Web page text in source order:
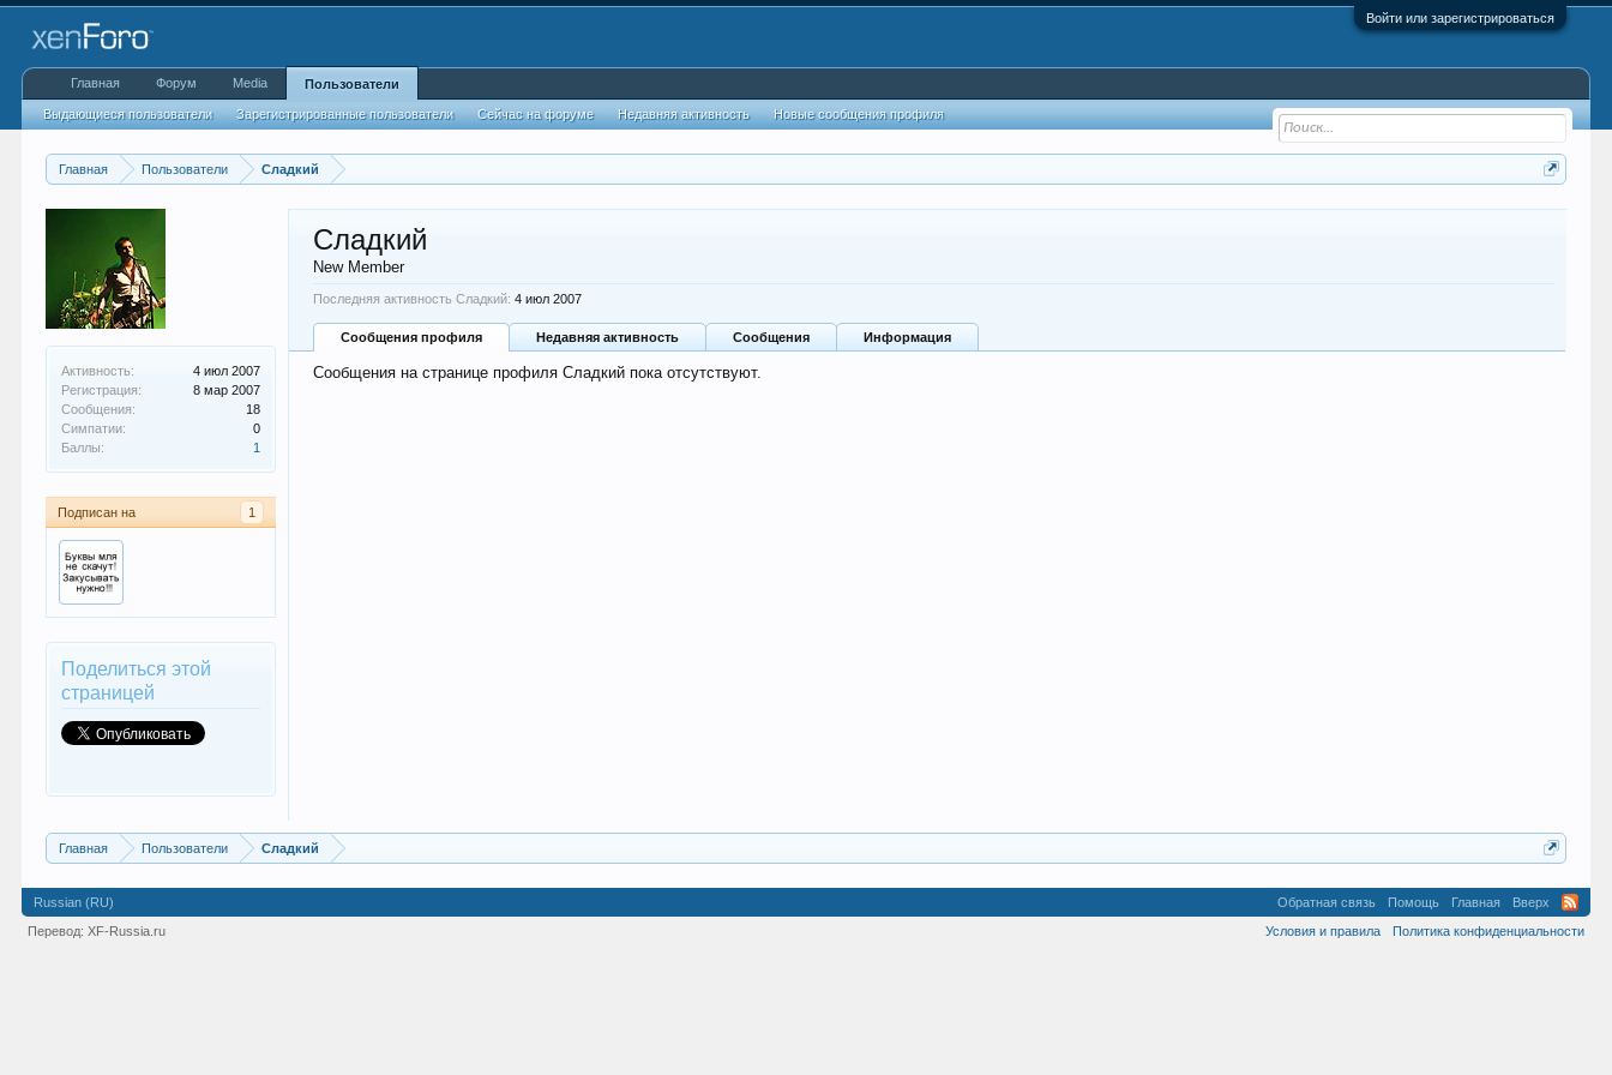
Войти или зарегистрироваться
Главная Пользователи Сладкий
Активность:
4 июл 2007
Регистрация:
8 мар 2007
Сообщения:
18
Симпатии:
0
Баллы:
1
Подписан на 1
Поделиться этой
страницей
Сладкий
New Member
Последняя активность Сладкий: 4 июл 2007
Сообщения профиля Недавняя активность Сообщения Информация
Сообщения на странице профиля Сладкий пока отсутствуют.
Главная Пользователи Сладкий
Главная Форум Media Пользователи
Выдающиеся пользователи Зарегистрированные пользователи Сейчас на форуме Недавняя активность Новые сообщения профиля
Russian (RU) Обратная связь Помощь Главная
Вверх
Условия и правила
Политика конфиденциальности
Перевод:XF-Russia.ru